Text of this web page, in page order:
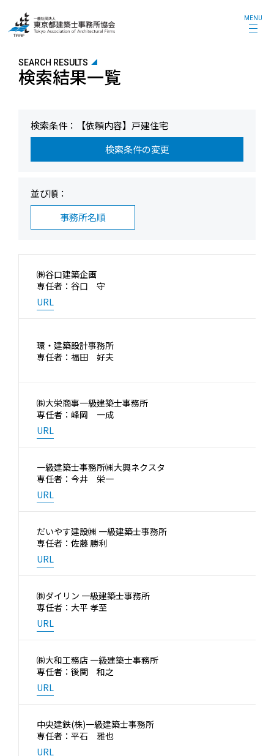
MENU
SEARCH RESULTS
検索結果一覧
検索条件：【依頼内容】戸建住宅
検索条件の変更
並び順：
事務所名順
㈱谷口建築企画
専任者：谷口 守
URL
環・建築設計事務所
専任者：福田 好夫
㈱大栄商事一級建築士事務所
専任者：峰岡 一成
URL
一級建築士事務所㈱大興ネクスタ
専任者：今井 栄一
URL
だいやす建設㈱ 一級建築士事務所
専任者：佐藤 勝利
URL
㈱ダイリン 一級建築士事務所
専任者：大平 孝至
URL
㈱大和工務店 一級建築士事務所
専任者：後関 和之
URL
中央建鉄(株)一級建築士事務所
専任者：平石 雅也
URL